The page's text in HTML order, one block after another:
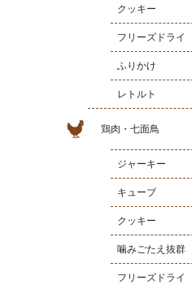
クッキー
フリーズドライ
ふりかけ
レトルト
鶏肉・七面鳥
ジャーキー
キューブ
クッキー
噛みごたえ抜群
フリーズドライ